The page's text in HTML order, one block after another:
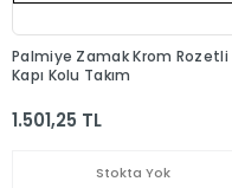
Palmiye Zamak Krom Rozetli
Kapı Kolu Takım
1.501,25 TL
Stokta Yok